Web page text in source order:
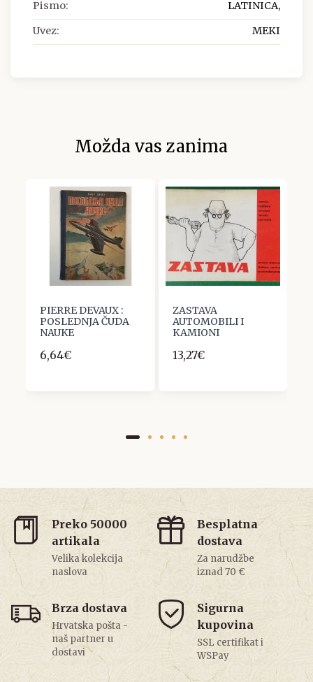
Pismo: LATINICA,
Uvez: MEKI
Možda vas zanima
PIERRE DEVAUX :
POSLEDNJA ČUDA
NAUKE
6,64€
ZASTAVA
AUTOMOBILI I
KAMIONI
13,27€
Preko 50000
artikala
Velika kolekcija
naslova
Besplatna
dostava
Za narudžbe
iznad 70 €
Brza dostava
Hrvatska pošta -
naš partner u
dostavi
Sigurna
kupovina
SSL certifikat i
WSPay